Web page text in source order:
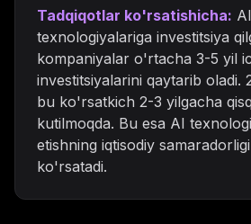
Tadqiqotlar ko'rsatishicha: AI
texnologiyalariga investitsiya
kompaniyalar o'rtacha 3-5 yil
investitsiyalarini qaytarib oladi.
bu ko'rsatkich 2-3 yilgacha
kutilmoqda. Bu esa AI
etishning iqtisodiy
ko'rsatadi.